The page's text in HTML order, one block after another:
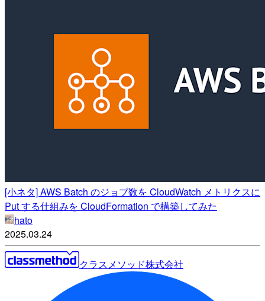
[小ネタ] AWS Batch のジョブ数を CloudWatch メトリクスに
Put する仕組みを CloudFormation で構築してみた
hato
2025.03.24
クラスメソッド株式会社